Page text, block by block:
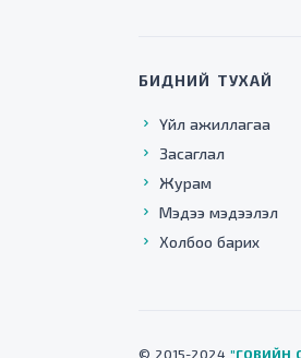
БИДНИЙ ТУХАЙ
Үйл ажиллагаа
Засаглал
Журам
Мэдээ мэдээлэл
Холбоо барих
© 2015-2024 "ГОВИЙН